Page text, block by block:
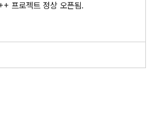
프로젝트 정상 오픈됨.